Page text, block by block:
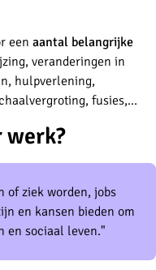
een aantal belangrijke
veranderingen in
hulpverlening,
fusies,…
werk?
of ziek worden, jobs
en kansen bieden om
en sociaal leven."